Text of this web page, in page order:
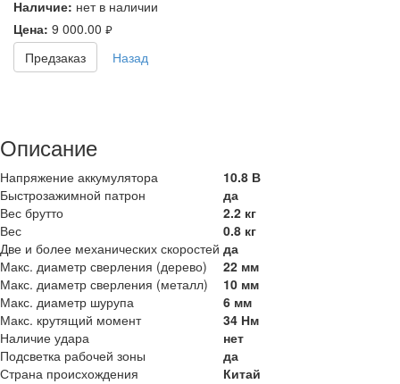
Наличие: нет в наличии
Цена: 9 000.00 руб.
Предзаказ Назад
Описание
Напряжение аккумулятора
10.8 В
Быстрозажимной патрон
да
Вес брутто
2.2 кг
Вес
0.8 кг
Две и более механических скоростей да
Макс. диаметр сверления (дерево)
22 мм
Макс. диаметр сверления (металл)
10 мм
Макс. диаметр шурупа
6 мм
Макс. крутящий момент
34 Нм
Наличие удара
нет
Подсветка рабочей зоны
да
Страна происхождения
Китай